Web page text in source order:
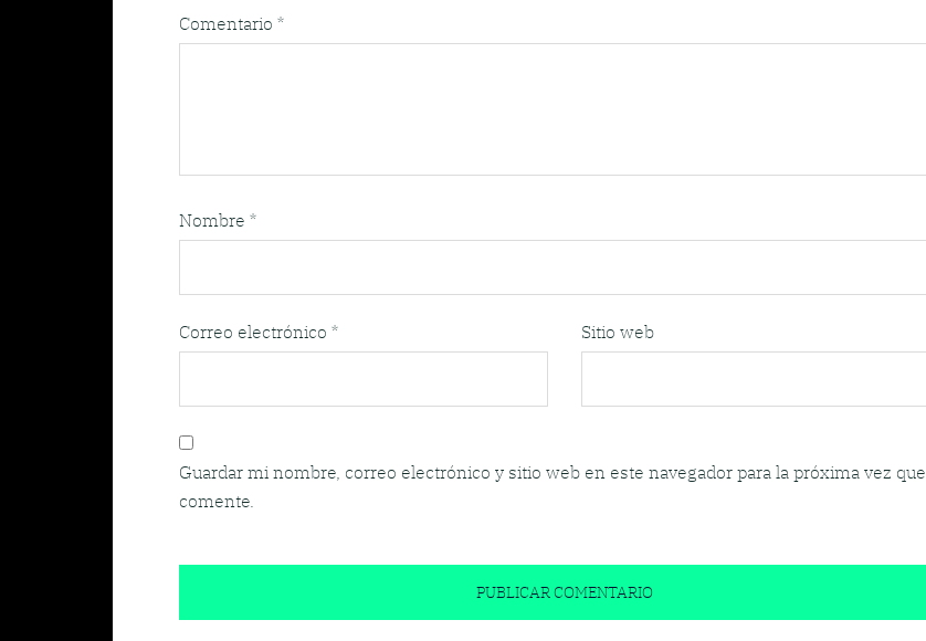
Comentario *
Nombre *
Correo electrónico * Sitio web
Guardar mi nombre, correo electrónico y sitio web en este navegador para la próxima vez que
comente.